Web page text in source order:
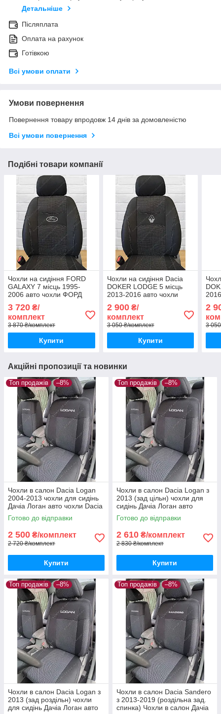
Детальніше
Післяплата
Оплата на рахунок
Готівкою
Всі умови оплати
Умови повернення
Повернення товару впродовж 14 днів за домовленістю
Всі умови повернення
Подібні товари компанії
Чохли на сидіння FORD
GALAXY 7 місць 1995-
2006 авто чохли ФОРД
2006
3 720 ₴/
комплект
3 870 ₴/комплект
Купити
Чохли на сидіння Dacia
DOKER LODGE 5 місць
2013-2016 авто чохли
2016
2 900₴/
комплект
3 050 ₴/комплект
Купити
2
3
Акційні пропозиції та новинки
Топ продажів –8%
Чохли в салон Dacia Logan
2004-2013 чохли для сидінь
Дачіа Логан авто чохли Dacia
Logan
Готово до відправки
2 500 ₴/комплект
2 720 ₴/комплект
Купити
Топ продажів –8%
Чохли в салон Dacia Logan з
2013 (зад цільн) чохли для
сидінь Дачіа Логан авто
чохли Dacia Logan
Готово до відправки
2 610 ₴/комплект
2 830 ₴/комплект
Купити
Топ продажів –8%
Чохли в салон Dacia Logan з
2013 (зад роздільн) чохли
для сидінь Дачіа Логан авто
Топ продажів –8%
Чохли в салон Dacia Sandero
з 2013-2019 (роздільна зад.
спинка) Чохли в салон Дачіа